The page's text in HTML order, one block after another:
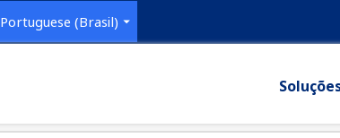
Portuguese (Brasil)